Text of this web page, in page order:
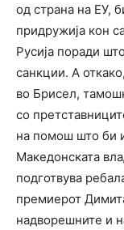
од страна на ЕУ,
придружија кон
Русија поради
санкции. А
во Брисел,
со
на помош што би
Македонската
подготвува
премиерот
надворешните и